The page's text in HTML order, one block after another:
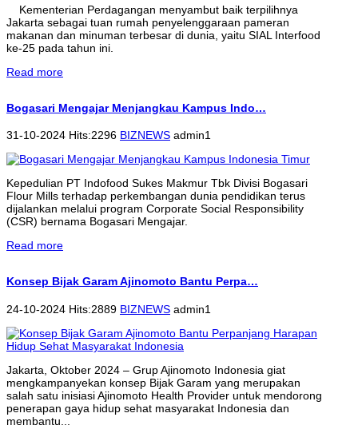
Kementerian Perdagangan menyambut baik terpilihnya
Jakarta sebagai tuan rumah penyelenggaraan pameran
makanan dan minuman terbesar di dunia, yaitu SIAL Interfood
ke-25 pada tahun ini.
Read more
Bogasari Mengajar Menjangkau Kampus Indo…
31-10-2024 Hits:2296 BIZNEWS admin1
Kepedulian PT Indofood Sukes Makmur Tbk Divisi Bogasari
Flour Mills terhadap perkembangan dunia pendidikan terus
dijalankan melalui program Corporate Social Responsibility
(CSR) bernama Bogasari Mengajar.
Read more
Konsep Bijak Garam Ajinomoto Bantu Perpa…
24-10-2024 Hits:2889 BIZNEWS admin1
Jakarta, Oktober 2024 – Grup Ajinomoto Indonesia giat
mengkampanyekan konsep Bijak Garam yang merupakan
salah satu inisiasi Ajinomoto Health Provider untuk mendorong
penerapan gaya hidup sehat masyarakat Indonesia dan
membantu...